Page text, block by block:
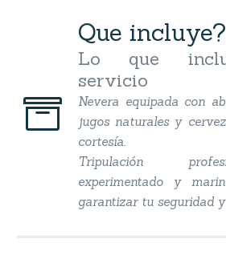


Que incluye?
Lo que
servicio
Nevera equipada con
jugos naturales y
cortesía.
Tripulación
experimentado y
garantizar tu seguridad